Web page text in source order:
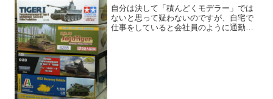
自分は決して「積んどくモデラー」では
ないと思って疑わないのですが、自宅で
仕事をしていると会社員のように通勤の